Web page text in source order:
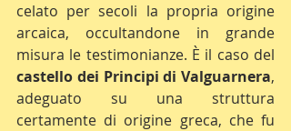
celato per secoli la propria origine
arcaica, occultandone in grande
castello dei Principi di Valguarnera,
adeguato su una struttura
certamente di origine greca, che fu